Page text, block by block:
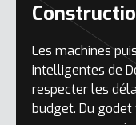
Les machines
intelligentes de
respecter les
budget. Du